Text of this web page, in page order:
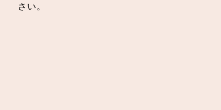
さい。